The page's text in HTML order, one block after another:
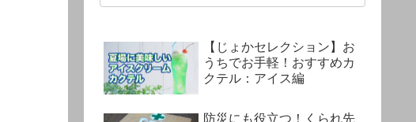
【じょかセレクション】お
うちでお手軽！おすすめカ
クテル：アイス編
防災にも役立つ！くられ先